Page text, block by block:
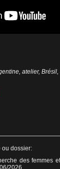
, atelier, Brésil,
ou dossier:
des
2026